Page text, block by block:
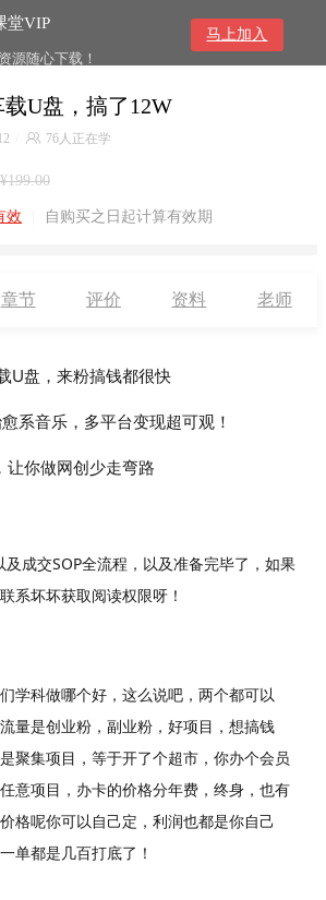
堂VIP
源随心下载！
马上加入
U盘，搞了12W
 76人正在学
效 自购买之日起计算有效期
章节 评价 资料 老师
U盘，来粉搞钱都很快
系音乐，多平台变现超可观！
你做网创少走弯路
成交SOP全流程，以及准备完毕了，如果
系坏坏获取阅读权限呀！
学科做哪个好，这么说吧，两个都可以
量是创业粉，副业粉，好项目，想搞钱
聚集项目，等于开了个超市，你办个会员
意项目，办卡的价格分年费，终身，也有
格呢你可以自己定，利润也都是你自己
单都是几百打底了！